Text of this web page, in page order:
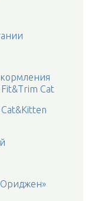
Cat